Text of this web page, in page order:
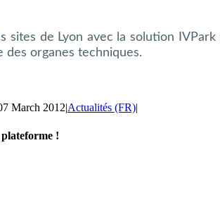
sites de Lyon avec la solution
organes techniques.
7 March 2012|Actualités (FR)|
plateforme !